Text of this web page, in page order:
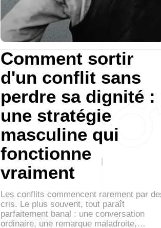
Comment sortir
d'un conflit sans
perdre sa dignité :
une stratégie
masculine qui
fonctionne
vraiment
Les conflits commencent rarement par
cris. Le plus souvent, tout paraît
parfaitement banal : une conversation
ordinaire, une remarque maladroite,…